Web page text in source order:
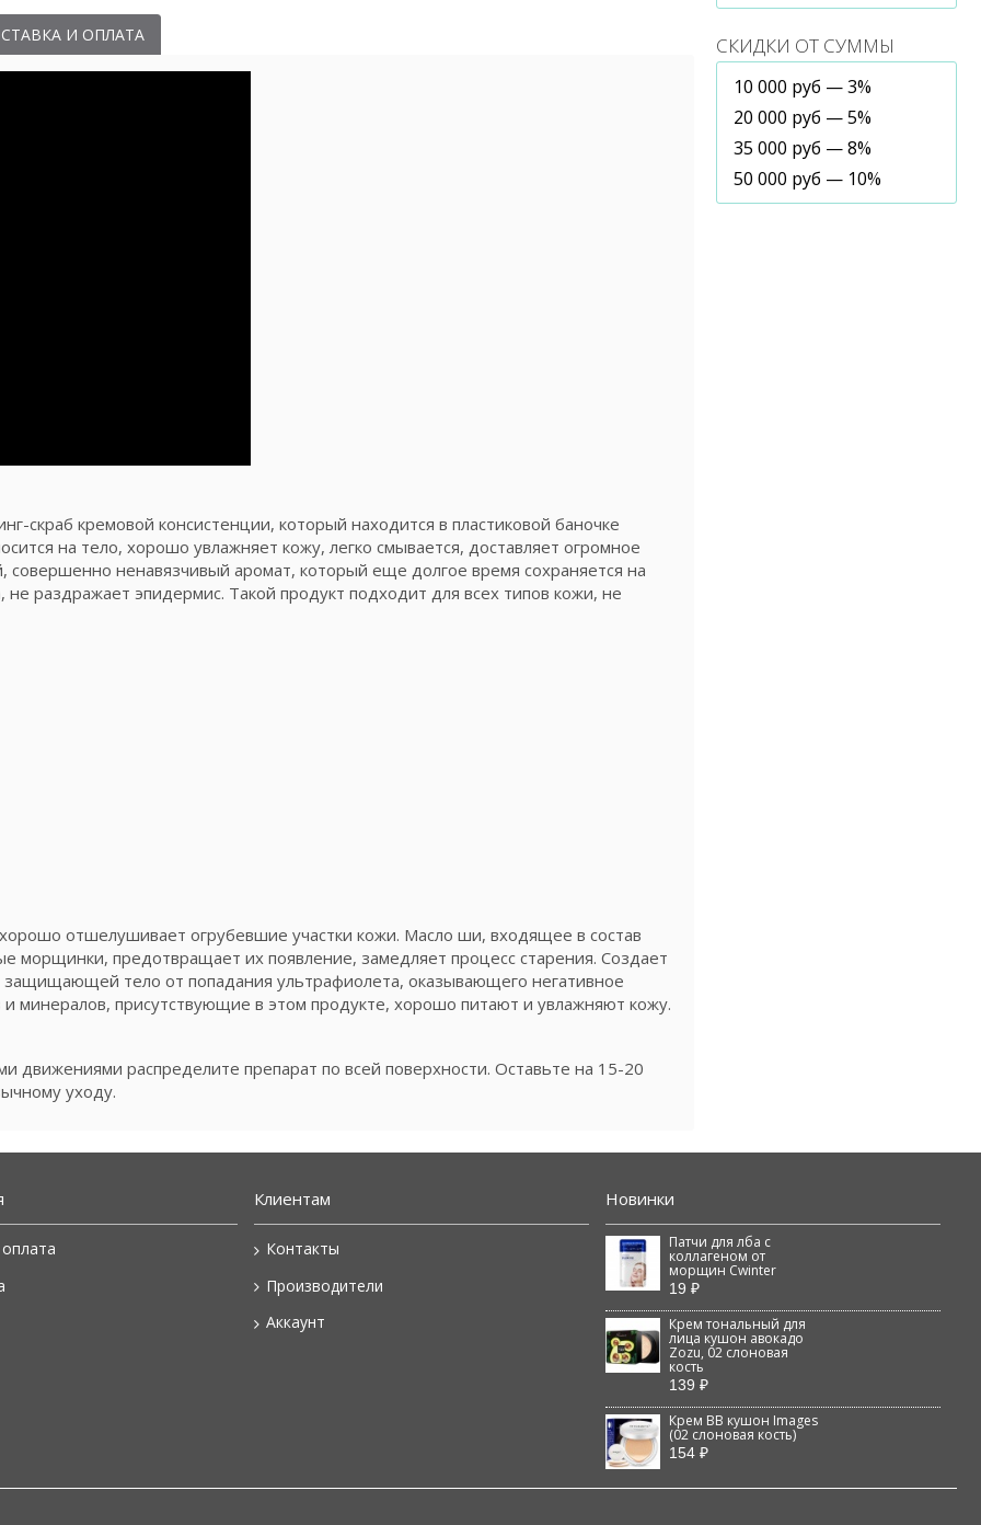
СКИДКИ ОТ СУММЫ
10 000 руб — 3%
20 000 руб — 5%
35 000 руб — 8%
50 000 руб — 10%
И ОПЛАТА
скраб кремовой консистенции, который находится в пластиковой баночке
на тело, хорошо увлажняет кожу, легко смывается, доставляет огромное
совершенно ненавязчивый аромат, который еще долгое время сохраняется на
раздражает эпидермис. Такой продукт подходит для всех типов кожи, не
отшелушивает огрубевшие участки кожи. Масло ши, входящее в состав
морщинки, предотвращает их появление, замедляет процесс старения. Создает
тело от попадания ультрафиолета, оказывающего негативное
минералов, присутствующие в этом продукте, хорошо питают и увлажняют кожу.
движениями распределите препарат по всей поверхности. Оставьте на 15-20
уходу.
Клиентам
Контакты
Производители
Аккаунт
Новинки
Патчи для лба с
коллагеном от
морщин Cwinter
19 ₽
Крем тональный для
лица кушон авокадо
Zozu, 02 слоновая
кость
139 ₽
Крем BB кушон Images
(02 слоновая кость)
154 ₽